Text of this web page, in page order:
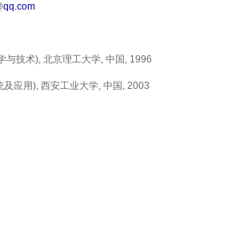
qq.com
与技术), 北京理工大学, 中国 , 1996
及应用), 西安工业大学, 中国 , 2003